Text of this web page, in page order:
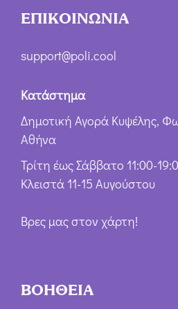
ΕΠΙΚΟΙΝΩΝΙΑ
support@poli.cool
Κατάστημα
Δημοτική Αγορά Κυψέλης,
Αθήνα
Τρίτη έως Σάββατο 11:00-
Κλειστά 11-15 Αυγούστου
Βρες μας στον χάρτη!
ΒΟΗΘΕΙΑ